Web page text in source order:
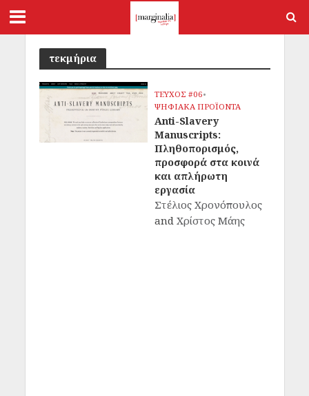
τεκμήρια
ΤΕΥΧΟΣ #06•
ΨΗΦΙΑΚΑ ΠΡΟΪΟΝΤΑ
Anti-Slavery
Manuscripts:
Πληθοπορισμός,
προσφορά στα κοινά
και απλήρωτη
εργασία
Στέλιος Χρονόπουλος
and Χρίστος Μάης